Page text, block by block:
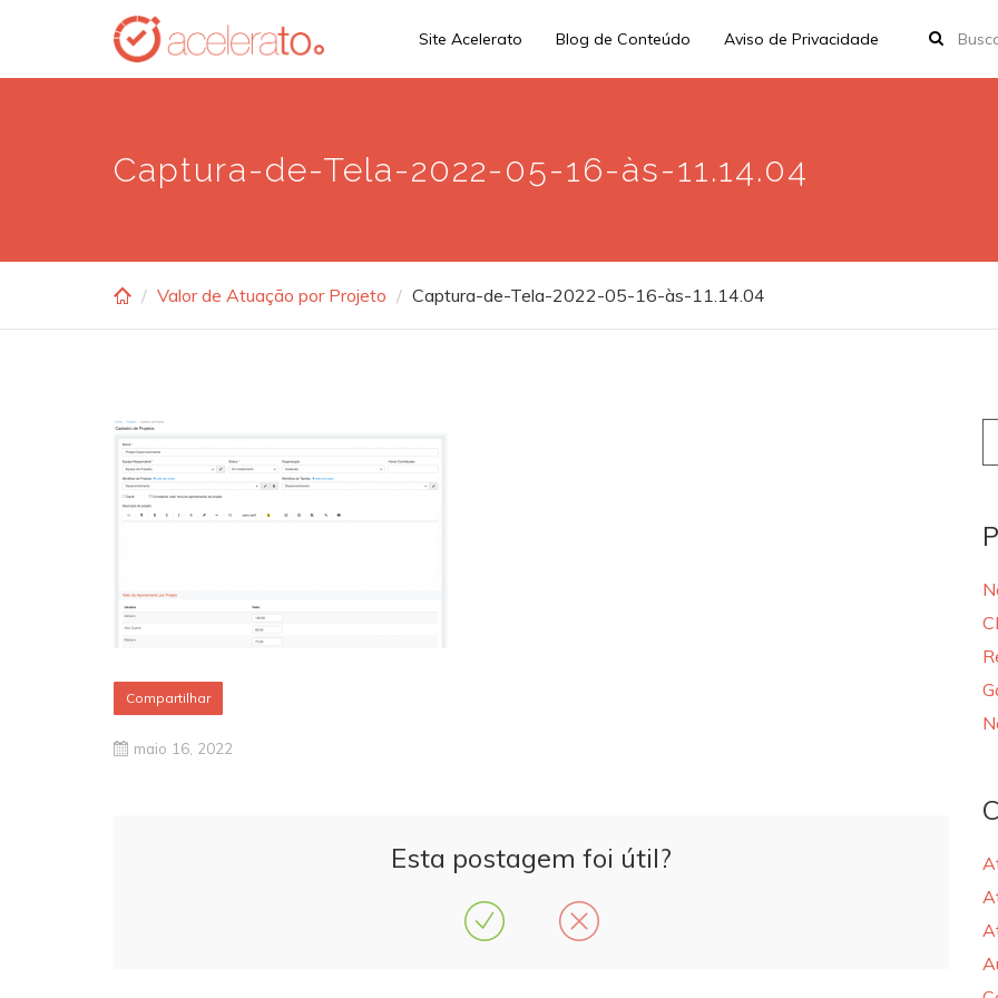
main
Site Acelerato Blog de Conteúdo Aviso de Privacidade
Captura-de-Tela-2022-05-16-às-11.14.04
Valor de Atuação por Projeto Captura-de-Tela-2022-05-16-às-11.14.04
Compartilhar
maio 16, 2022
Esta postagem foi útil?